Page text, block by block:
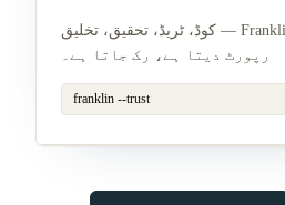
کوڈ، ٹریڈ، تحقیق، تخلیق — Franklin چنتا ہے، ادا کرتا ہے،
رپورٹ دیتا ہے، رک جاتا ہے۔
franklin --trust